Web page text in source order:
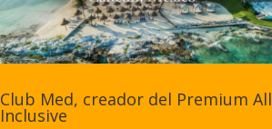
Club Med, creador del Premium All
Inclusive